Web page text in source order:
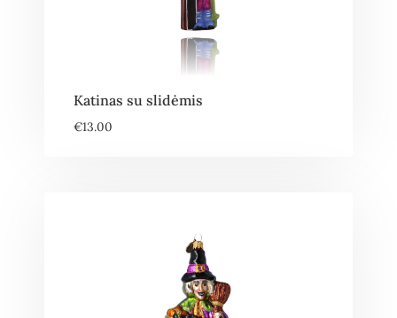
Katinas su slidėmis
€13.00